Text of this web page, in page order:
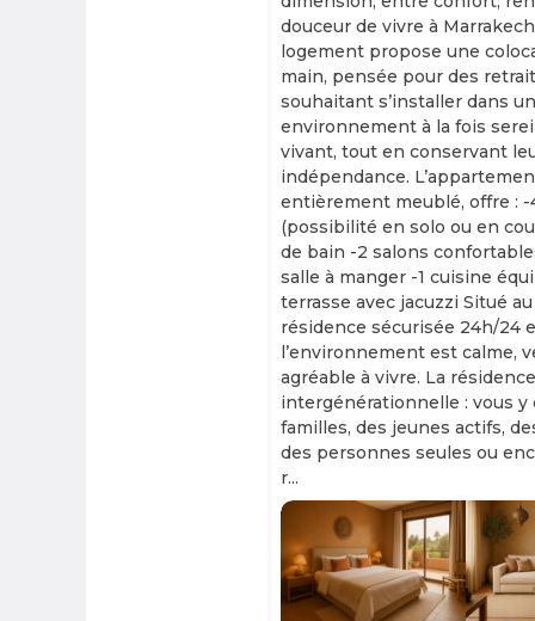
douceur de vivre à
logement propose une
main, pensée pour des
souhaitant s’installer dans un
environnement à la fois
vivant, tout en conservant
indépendance.
entièrement meublé, offre :
(possibilité en solo ou en
de bain -2 salons
salle à manger -1 cuisine
terrasse avec jacuzzi Situé
résidence sécurisée 24h/24
l’environnement est calme,
agréable à vivre. La
intergénérationnelle : vous y
familles, des jeunes actifs,
des personnes seules ou
r...
Slide 1 of 11